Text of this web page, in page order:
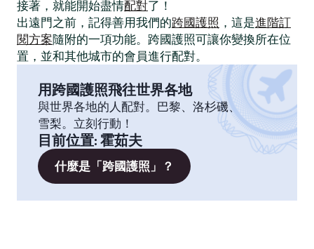
接著，就能開始盡情配對了！
出遠門之前，記得善用我們的跨國護照 ，這是進階訂
閱方案隨附的一項功能。跨國護照可讓你變換所在位
置，並和其他城市的會員進行配對。
用跨國護照飛往世界各地
與世界各地的人配對。巴黎、洛杉磯、
雪梨。立刻行動！
目前位置: 霍茹夫
什麼是「跨國護照」？